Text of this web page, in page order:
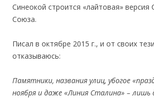
Синеокой строится «лайтовая» версия
Союза.
Писал в октябре 2015 г., и от своих
отказываюсь:
Памятники, названия улиц, убогое «
ноября и даже «Линия Сталина» – лишь